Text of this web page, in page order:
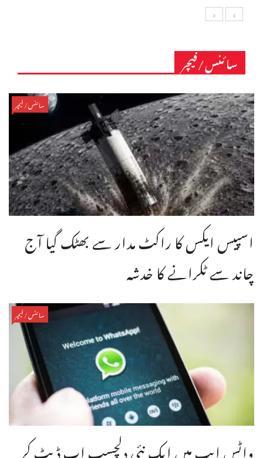
سائنس/فیچر
سائنس/فیچر
اسپیس ایکس کا راکٹ مدار سے بھٹک گیا آج
چاند سے ٹکرانے کا خدشہ
سائنس/فیچر
واٹس ایپ میں ایک نئی دلچسپ اپ ڈیٹ کر